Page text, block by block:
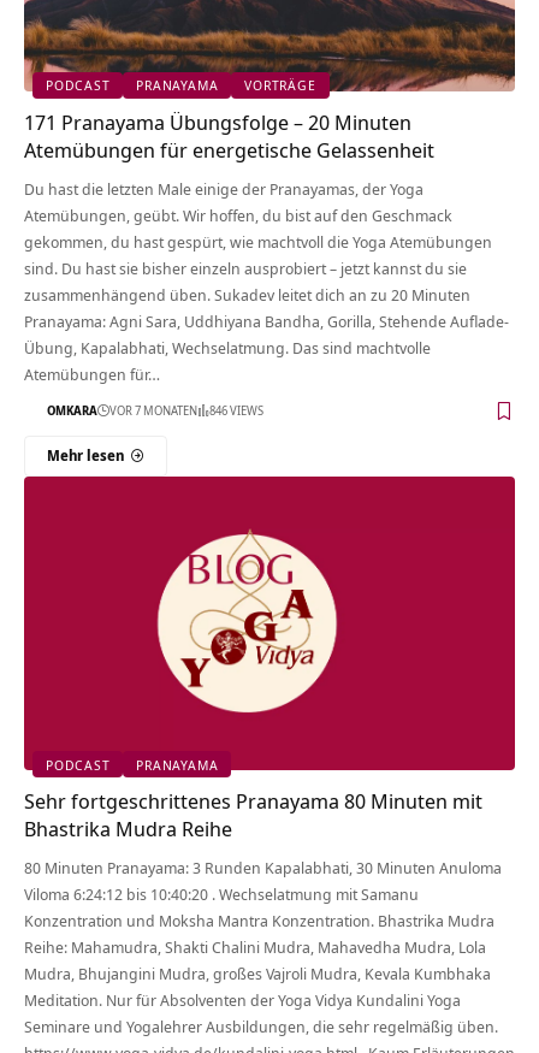
PODCAST PRANAYAMA VORTRÄGE
171 Pranayama Übungsfolge – 20 Minuten
Atemübungen für energetische Gelassenheit
Du hast die letzten Male einige der Pranayamas, der Yoga
Atemübungen, geübt. Wir hoffen, du bist auf den Geschmack
gekommen, du hast gespürt, wie machtvoll die Yoga Atemübungen
sind. Du hast sie bisher einzeln ausprobiert – jetzt kannst du sie
zusammenhängend üben. Sukadev leitet dich an zu 20 Minuten
Pranayama: Agni Sara, Uddhiyana Bandha, Gorilla, Stehende Auflade-
Übung, Kapalabhati, Wechselatmung. Das sind machtvolle
Atemübungen für…
OMKARA VOR 7 MONATEN 846 VIEWS
Mehr lesen
PODCAST PRANAYAMA
Sehr fortgeschrittenes Pranayama 80 Minuten mit
Bhastrika Mudra Reihe
80 Minuten Pranayama: 3 Runden Kapalabhati, 30 Minuten Anuloma
Viloma 6:24:12 bis 10:40:20 . Wechselatmung mit Samanu
Konzentration und Moksha Mantra Konzentration. Bhastrika Mudra
Reihe: Mahamudra, Shakti Chalini Mudra, Mahavedha Mudra, Lola
Mudra, Bhujangini Mudra, großes Vajroli Mudra, Kevala Kumbhaka
Meditation. Nur für Absolventen der Yoga Vidya Kundalini Yoga
Seminare und Yogalehrer Ausbildungen, die sehr regelmäßig üben.